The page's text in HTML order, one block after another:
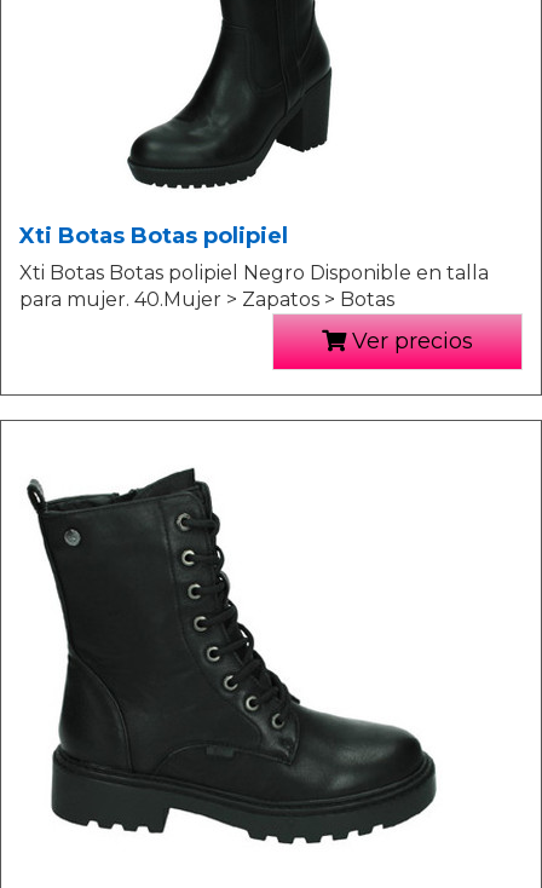
Xti Botas Botas polipiel
Xti Botas Botas polipiel Negro Disponible en talla
para mujer. 40.Mujer > Zapatos > Botas
Ver precios